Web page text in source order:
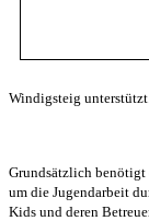
Windigsteig unterstützt.
Grundsätzlich
um die Jugendarbeit
Kids und deren